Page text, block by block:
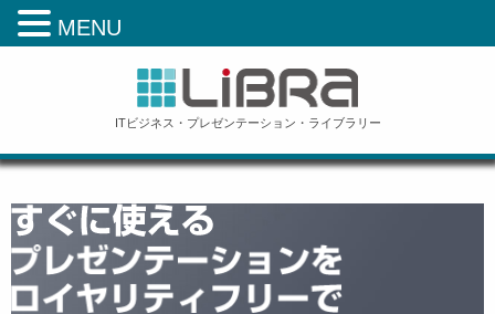
ITビジネス・プレゼンテーション・ライブラリー
MENU